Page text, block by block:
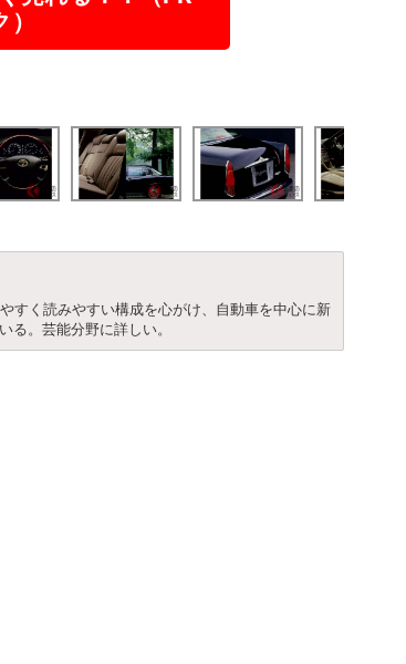
すく読みやすい構成を心がけ、自動車を中心に新
る。芸能分野に詳しい。